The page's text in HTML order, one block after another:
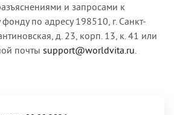
и запросами к
по адресу 198510, г. Санкт-
д. 23, корп. 13, к. 41 или
почты support@worldvita.ru.